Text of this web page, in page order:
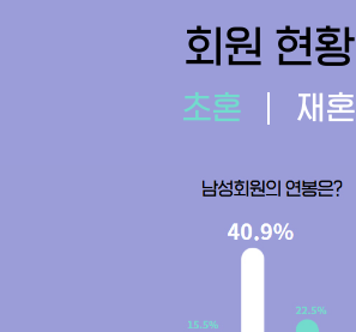
회원 현황
초혼 재혼